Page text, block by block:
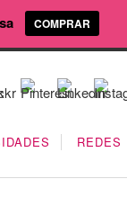
REDES
COMPRAR